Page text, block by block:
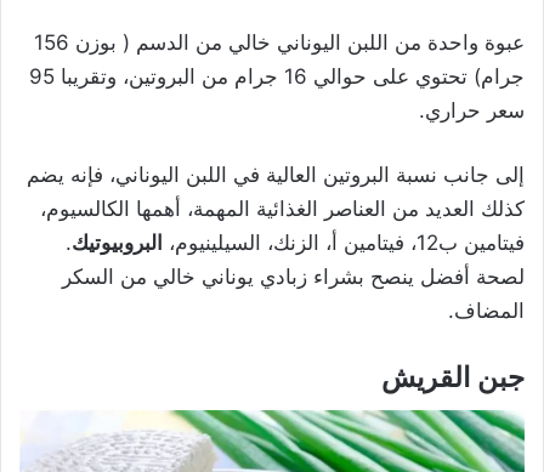
عبوة واحدة من اللبن اليوناني خالي من الدسم ( بوزن 156
جرام) تحتوي على حوالي 16 جرام من البروتين، وتقريبا 95
سعر حراري.
إلى جانب نسبة البروتين العالية في اللبن اليوناني، فإنه يضم
كذلك العديد من العناصر الغذائية المهمة، أهمها الكالسيوم،
فيتامين ب12، فيتامين أ، الزنك، السيلينيوم،
البروبيوتيك.
لصحة أفضل ينصح بشراء زبادي يوناني خالي من السكر
المضاف.
جبن القريش